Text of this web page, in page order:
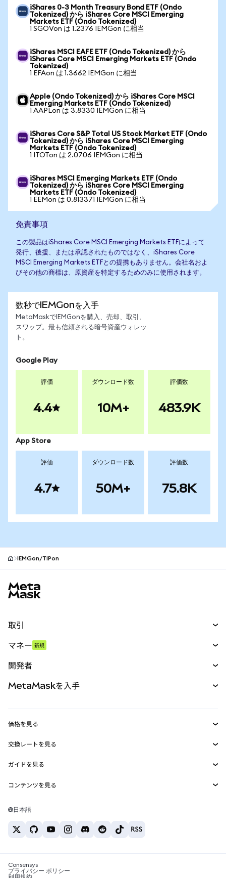
iShares 0-3 Month Treasury Bond ETF (Ondo
Tokenized) から iShares Core MSCI Emerging
Markets ETF (Ondo Tokenized)
1 SGOVon は 1.2376 IEMGon に相当
iShares MSCI EAFE ETF (Ondo Tokenized) から
iShares Core MSCI Emerging Markets ETF (Ondo
Tokenized)
1 EFAon は 1.3662 IEMGon に相当
Apple (Ondo Tokenized) から iShares Core MSCI
Emerging Markets ETF (Ondo Tokenized)
1 AAPLon は 3.8330 IEMGon に相当
iShares Core S&P Total US Stock Market ETF (Ondo
Tokenized) から iShares Core MSCI Emerging
Markets ETF (Ondo Tokenized)
1 ITOTon は 2.0706 IEMGon に相当
iShares MSCI Emerging Markets ETF (Ondo
Tokenized) から iShares Core MSCI Emerging
Markets ETF (Ondo Tokenized)
1 EEMon は 0.813371 IEMGon に相当
免責事項
この製品はiShares Core MSCI Emerging Markets ETFによって
発行、後援、または承認されたものではなく、iShares Core
MSCI Emerging Markets ETFとの提携もありません。会社名およ
びその他の商標は、原資産を特定するためのみに使用されます。
数秒でIEMGonを入手
MetaMaskでIEMGonを購入、売却、取引、
スワップ。最も信頼される暗号資産ウォレッ
ト。
Google Play
評価
4.4
ダウンロード数
10M+
評価数
483.9K
App Store
評価
4.7
ダウンロード数
50M+
評価数
75.8K
IEMGon/TIPon
取引
パーペチュアル
RWA
マネー 新規
開発者
MetaMask Connect
Snaps
Web3サービス
MetaMaskを入手
セキュリティ
サポート
キャリア
お問い合わせ
価格を見る
イーサリアムの価格
Solanaの価格
Tetherの価格
交換レートを見る
ETH→USD
USDT→INR
BTC→INR
ETH→USDT
ガイドを見る
ETHの購入
USDTの購入
SHIBの購入
コンテンツを見る
Solanaウォレット
税制関連ニュース
日本語
Consensys
プライバシー ポリシー